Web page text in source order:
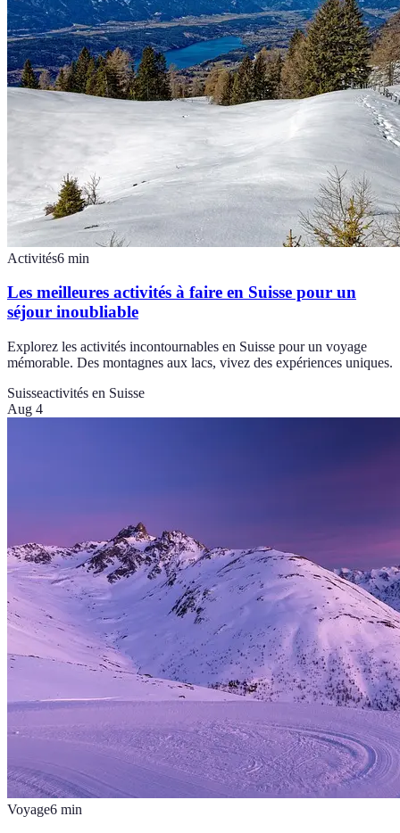
Activités6 min
Les meilleures activités à faire en Suisse pour un
séjour inoubliable
Explorez les activités incontournables en Suisse pour un voyage
mémorable. Des montagnes aux lacs, vivez des expériences uniques.
Suisseactivités en Suisse
Aug 4
Voyage6 min